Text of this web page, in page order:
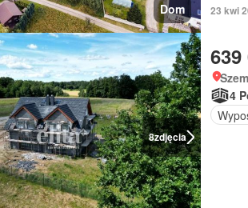
Dom 23 kwi
8zdjęcia
639
4